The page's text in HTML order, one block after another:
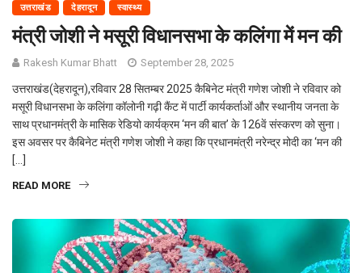
उत्तराखंड देहरादून स्वास्थ्य
मंत्री जोशी ने मसूरी विधानसभा के कलिंगा में मन की
Rakesh Kumar Bhatt September 28, 2025
उत्तराखंड(देहरादून),रविवार 28 सितम्बर 2025 कैबिनेट मंत्री गणेश जोशी ने रविवार को
मसूरी विधानसभा के कलिंगा कॉलोनी गढ़ी कैंट में पार्टी कार्यकर्ताओं और स्थानीय जनता के
साथ प्रधानमंत्री के मासिक रेडियो कार्यक्रम ‘मन की बात’ के 126वें संस्करण को सुना।
इस अवसर पर कैबिनेट मंत्री गणेश जोशी ने कहा कि प्रधानमंत्री नरेन्द्र मोदी का ‘मन की
[…]
READ MORE